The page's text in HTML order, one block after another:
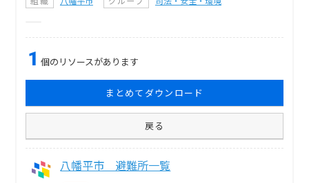
1 個のリソースがあります
まとめてダウンロード
戻る
八幡平市＿避難所一覧